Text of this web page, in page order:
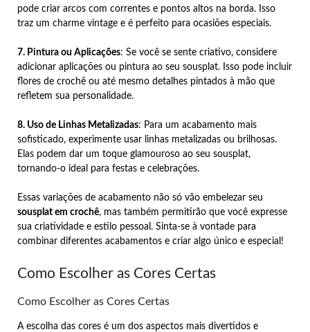
pode criar arcos com correntes e pontos altos na borda. Isso
traz um charme vintage e é perfeito para ocasiões especiais.
7. Pintura ou Aplicações: Se você se sente criativo, considere
adicionar aplicações ou pintura ao seu sousplat. Isso pode incluir
flores de crochê ou até mesmo detalhes pintados à mão que
refletem sua personalidade.
8. Uso de Linhas Metalizadas: Para um acabamento mais
sofisticado, experimente usar linhas metalizadas ou brilhosas.
Elas podem dar um toque glamouroso ao seu sousplat,
tornando-o ideal para festas e celebrações.
Essas variações de acabamento não só vão embelezar seu
sousplat em crochê, mas também permitirão que você expresse
sua criatividade e estilo pessoal. Sinta-se à vontade para
combinar diferentes acabamentos e criar algo único e especial!
Como Escolher as Cores Certas
Como Escolher as Cores Certas
A escolha das cores é um dos aspectos mais divertidos e